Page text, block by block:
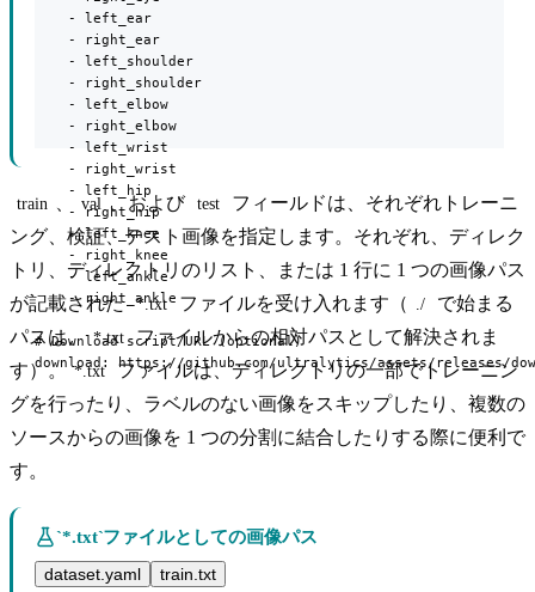
    - left_ear
    - right_ear
    - left_shoulder
    - right_shoulder
    - left_elbow
    - right_elbow
    - left_wrist
    - right_wrist
    - left_hip
    - right_hip
    - left_knee
    - right_knee
    - left_ankle
    - right_ankle
# Download script/URL (optional)
download: https://github.com/ultralytics/assets/releases/
train val 、および test
フィールドは、それぞれトレーニ
ング、検証、テスト画像を指定します。それぞれ、ディレク
トリ、ディレクトリのリスト、または 1 行に 1 つの画像パス
が記載された *.txt ファイルを受け入れます（ ./
で始まる
パスは、 *.txt ファイルからの相対パスとして解決されま
す）。 *.txt
ファイルは、ディレクトリの一部でトレーニン
グを行ったり、ラベルのない画像をスキップしたり、複数の
ソースからの画像を 1 つの分割に結合したりする際に便利で
す。
`*.txt`ファイルとしての画像パス
dataset.yaml
train.txt